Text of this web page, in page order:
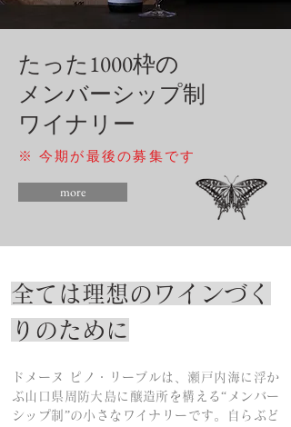
たった1000枠の
メンバーシップ制
ワイナリー
​※ 今期が最後の募集です
more
全ては理想のワインづく
りのために
ドメーヌ ピノ・リーブルは、瀬戸内海に浮か
ぶ山口県周防大島に醸造所を構える“メンバー
シップ制”の小さなワイナリーです。
自らぶど